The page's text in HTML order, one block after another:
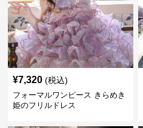
¥7,320 (税込)
フォーマルワンピース きらめき
姫のフリルドレス